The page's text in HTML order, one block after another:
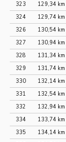
323
129,34 km
324
129,74 km
326
130,54 km
327
130,94 km
328
131,34 km
329
131,74 km
330
132,14 km
331
132,54 km
332
132,94 km
334
133,74 km
335
134,14 km